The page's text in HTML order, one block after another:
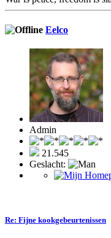
Eelco
Admin
21.545
Geslacht:
Re: Fijne kookgebeurtenissen